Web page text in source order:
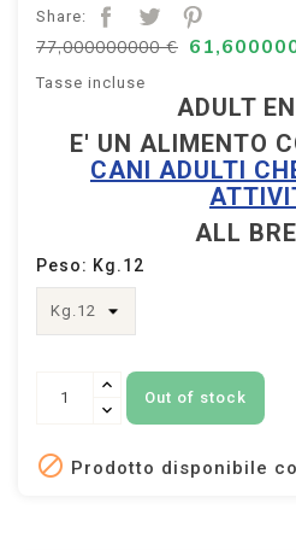
Share:
77,000000000 €
Tasse incluse
ADULT
E' UN ALIMENTO
CANI ADULTI
ALL
Peso: Kg.12
Out of stock
 Prodotto disponibile